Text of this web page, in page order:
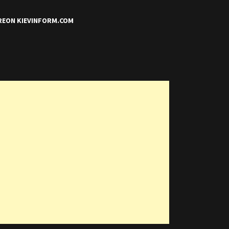
KIEVINFORM.COM